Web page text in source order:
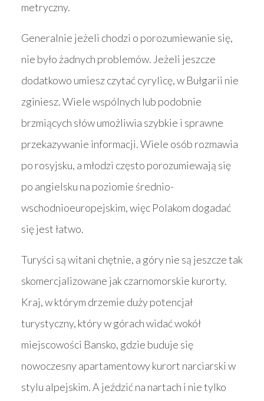
metryczny.
Generalnie jeżeli chodzi o porozumiewanie się,
nie było żadnych problemów. Jeżeli jeszcze
dodatkowo umiesz czytać cyrylicę, w Bułgarii nie
zginiesz. Wiele wspólnych lub podobnie
brzmiących słów umożliwia szybkie i sprawne
przekazywanie informacji. Wiele osób rozmawia
po rosyjsku, a młodzi często porozumiewają się
po angielsku na poziomie średnio-
wschodnioeuropejskim, więc Polakom dogadać
się jest łatwo.
Turyści są witani chętnie, a góry nie są jeszcze tak
skomercjalizowane jak czarnomorskie kurorty.
Kraj, w którym drzemie duży potencjał
turystyczny, który w górach widać wokół
miejscowości Bansko, gdzie buduje się
nowoczesny apartamentowy kurort narciarski w
stylu alpejskim. A jeździć na nartach i nie tylko